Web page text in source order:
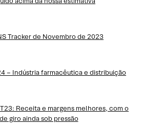
Tracker de Novembro de 2023
– Indústria farmacêutica e distribuição
Receita e margens melhores, com o
giro ainda sob pressão